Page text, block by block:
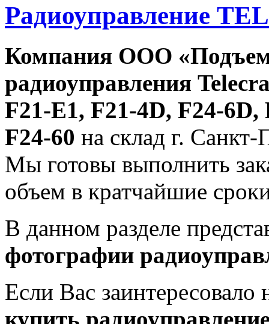
Радиоуправление
Компания ООО
радиоуправления
F21-E1, F21-4D, F24-
F24-60 на склад г. Санкт-
Мы готовы выполнить
объем в кратчайшие
В данном разделе
фотографии
Если Вас
купить